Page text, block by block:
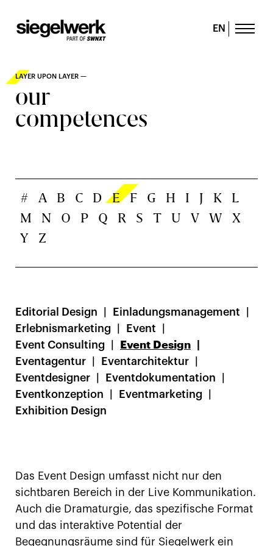
EN
LAYER UPON LAYER —
our
competences
# A B C D E F G H I J K
L
M
N O P Q R S T U V W
X
Y
Z
Editorial Design
Einladungsmanagement
Erlebnismarketing
Event
Event Consulting
Event Design
Eventagentur
Eventarchitektur
Eventdesigner
Eventdokumentation
Eventkonzeption
Eventmarketing
Exhibition Design
Das Event Design umfasst nicht nur den
sichtbaren Bereich in der Live Kommunikation.
Auch die Dramaturgie, das spezifische Format
und das interaktive Potential der
Begegnungsräume sind für Siegelwerk ein